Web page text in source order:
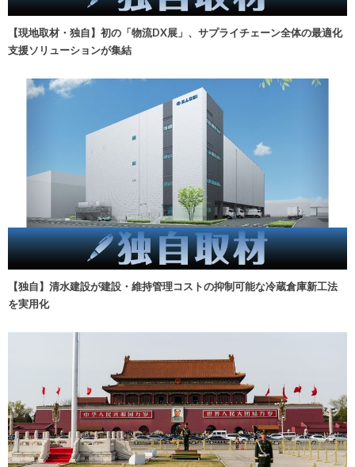
【現地取材・独自】初の「物流DX展」、サプライチェーン全体の最適化
支援ソリューションが集結
【独自】清水建設が建設・維持管理コストの抑制可能な冷蔵倉庫新工法
を実用化